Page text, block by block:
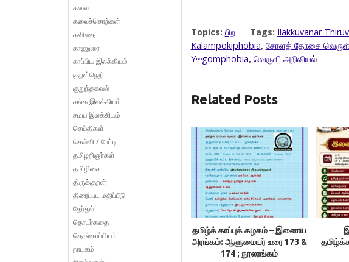
Topics: பிற Tags: Ilakkuvanar
Kalampokiphobia, சோளத் தோசை
Y∞gomphobia, வெருளி அறிவியல்
Related Posts
தமிழ்க் காப்புக் கழகம் – இணைய
அரங்கம்: ஆளுமையர் உரை 173 &
174 ; நூலரங்கம்
கலை
கலைச்சொற்கள்
கவிதை
காணுரை
காப்பிய இலக்கியம்
குறள்நெறி
குறுந்தகவல்
சங்க இலக்கியம்
சமய இலக்கியம்
செய்திகள்
செவ்வி / பேட்டி
தமிழறிஞர்கள்
தமிழிசை
திருக்குறள்
திரைப்பட மதிப்பீடு
தேர்தல்
தொடர்கதை
தொல்காப்பியம்
நாடகம்